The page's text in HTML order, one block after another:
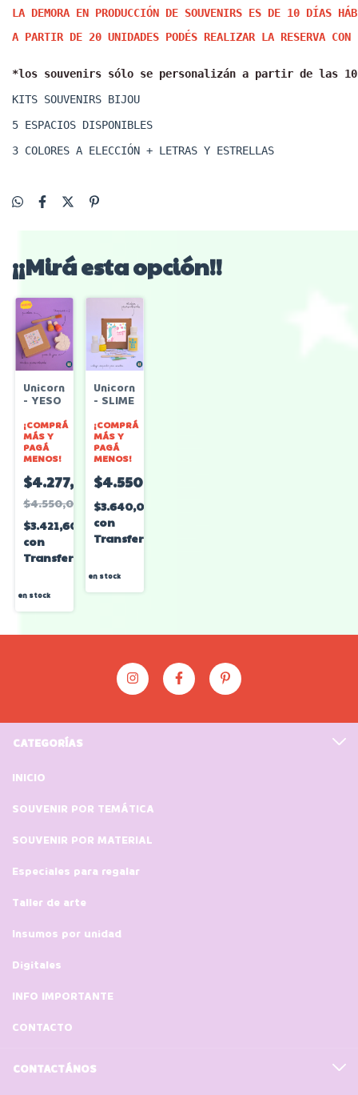
LA DEMORA EN PRODUCCIÓN DE SOUVENIRS ES DE 10 DÍAS
A PARTIR DE 20 UNIDADES PODÉS REALIZAR LA RESERVA CON
*los souvenirs sólo se personalizán a partir de las
KITS SOUVENIRS BIJOU
5 ESPACIOS DISPONIBLES
3 COLORES A ELECCIÓN + LETRAS Y ESTRELLAS
¡¡Mirá esta opción!!
Unicornios
- YESO
¡COMPRÁ
MÁS Y
PAGÁ
MENOS!
$4.277,00
$4.550,00
$3.421,60
con
Transferencia
en stock
Unicornios
- SLIME
¡COMPRÁ
MÁS Y
PAGÁ
MENOS!
$4.550,00
$3.640,00
con
Transferencia
en stock
CATEGORÍAS
INICIO
SOUVENIR POR TEMÁTICA
SOUVENIR POR MATERIAL
Especiales para regalar
Taller de arte
Insumos por unidad
Digitales
INFO IMPORTANTE
CONTACTO
CONTACTÁNOS